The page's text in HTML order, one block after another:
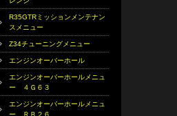
R35GTRミッションメンテナン
スメニュー
Z34チューニングメニュー
エンジンオーバーホール
エンジンオーバーホールメニュ
ー ４Ｇ６３
エンジンオーバーホールメニュ
ー ＲＢ２６